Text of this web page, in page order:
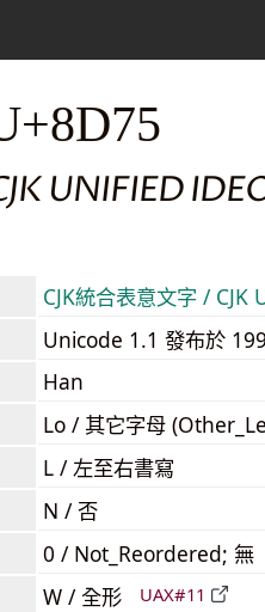
UNIFIED
CJK統合表意文字 /
Unicode 1.1 發布於
Han
Lo / 其它字母
L / 左至右書寫
N / 否
0 / Not_Reordered; 無
W / 全形 UAX#11